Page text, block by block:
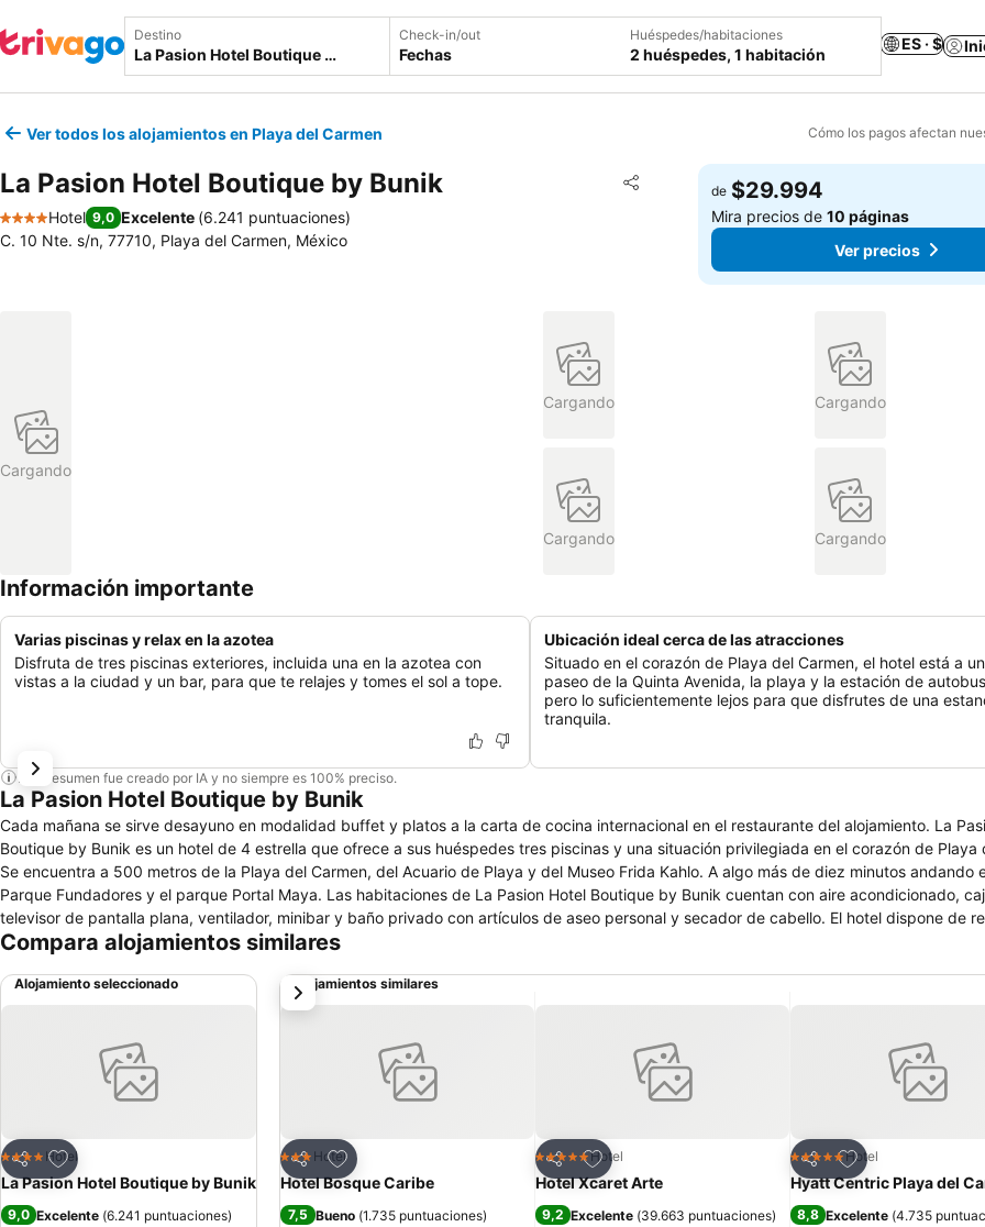
Destino Check-in/out
Fechas
Huéspedes/habitaciones
2 huéspedes, 1 habitación
ES · $
Ver todos los alojamientos en Playa del Carmen Cómo los pagos afectan
La Pasion Hotel Boutique by Bunik Compartir
Agregar a favoritos
4 Estrellas
Hotel 9,0 Excelente (6.241 puntuaciones)
C. 10 Nte. s/n, 77710, Playa del Carmen, México
de $29.994
Mira precios de10 páginas
Ver precios
Cargando
Cargando Cargando
Cargando Cargando
Información importante
Varias piscinas y relax en la azotea
Disfruta de tres piscinas exteriores, incluida una en la azotea con
vistas a la ciudad y un bar, para que te relajes y tomes el sol a tope.
Ubicación ideal cerca de las atracciones
Situado en el corazón de Playa del Carmen, el hotel está a
paseo de la Quinta Avenida, la playa y la estación de
pero lo suficientemente lejos para que disfrutes de una
tranquila.
Este resumen fue creado por IA y no siempre es 100% preciso.
La Pasion Hotel Boutique by Bunik
Cada mañana se sirve desayuno en modalidad buffet y platos a la carta de cocina internacional en el restaurante del alojamiento. La
Boutique by Bunik es un hotel de 4 estrella que ofrece a sus huéspedes tres piscinas y una situación privilegiada en el corazón de Playa
Se encuentra a 500 metros de la Playa del Carmen, del Acuario de Playa y del Museo Frida Kahlo. A algo más de diez minutos andando
Parque Fundadores y el parque Portal Maya. Las habitaciones de La Pasion Hotel Boutique by Bunik cuentan con aire acondicionado,
televisor de pantalla plana, ventilador, minibar y baño privado con artículos de aseo personal y secador de cabello. El hotel dispone de
horas, servicio de habitaciones, servicio de lavandería, servicio de alquiler de vehículos, servicio de traslado, spa, centro de bienestar y
Compara alojamientos similares
Alojamiento seleccionado
Compartir
Agregar a favoritos
4 EstrellasHotel
La Pasion Hotel Boutique by Bunik
9,0 Excelente (6.241 puntuaciones)
Alojamientos similares
Compartir
Agregar a favoritos
3 Estrellas
Hotel
Hotel Bosque Caribe
7,5 Bueno (1.735 puntuaciones)
Compartir
Agregar a favoritos
5 EstrellasHotel
Hotel Xcaret Arte
9,2 Excelente (39.663 puntuaciones)
Compartir
Agregar a
5 EstrellasHotel
Hyatt Centric Playa del
8,8 Excelente (4.735
siguiente